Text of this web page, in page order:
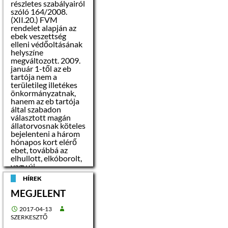
környezetünk
megóvása
érdekében csak a
kijelölt helyen
helyezzék el a
lomokat.
Felhívjuk szíves
figyelmüket, hogy
más területre vagy a
meghirdetett
időponton kívül
lomot kihelyezni
tilos, azt nem áll
módunkban
elszállítani.
A lerakási tilalom
megsértése
szabálysértési
eljárást von maga
is kiszabható.
A felügyeleti
részletes szabályairól
szóló 164/2008.
(XII.20.) FVM
rendelet alapján az
ebek veszettség
elleni védőoltásának
helyszíne
megváltozott. 2009.
január 1-től az eb
tartója nem a
területileg illetékes
önkormányzatnak,
hanem az eb tartója
által szabadon
választott magán
állatorvosnak köteles
bejelenteni a három
hónapos kort elérő
ebet, továbbá az
elhullott, elkóborolt,
vagy új
tulajdonoshoz került
ebet.HÍREK
MEGJELENT
2017-04-13
SZERKESZTŐ